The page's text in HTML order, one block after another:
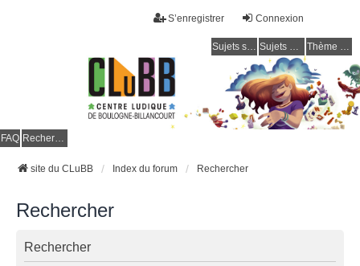
Connexion
S’enregistrer
Sujets sans réponse Sujets actifs Thème clair / foncé
FAQ Rechercher
site du CLuBB Index du forum Rechercher
Rechercher
Rechercher